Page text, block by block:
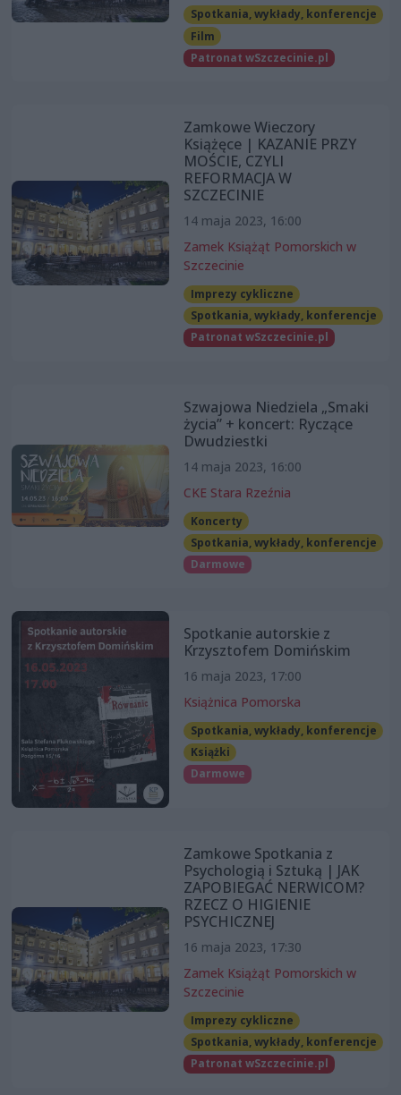
Spotkania, wykłady, konferencje
Film
Patronat wSzczecinie.pl
Zamkowe Wieczory
Książęce | KAZANIE PRZY
MOŚCIE, CZYLI
REFORMACJA W
SZCZECINIE
14 maja 2023, 16:00
Zamek Książąt Pomorskich w
Szczecinie
Imprezy cykliczne
Spotkania, wykłady, konferencje
Patronat wSzczecinie.pl
Szwajowa Niedziela „Smaki
życia” + koncert: Ryczące
Dwudziestki
14 maja 2023, 16:00
CKE Stara Rzeźnia
Koncerty
Spotkania, wykłady, konferencje
Darmowe
Spotkanie autorskie z
Krzysztofem Domińskim
16 maja 2023, 17:00
Książnica Pomorska
Spotkania, wykłady, konferencje
Książki
Darmowe
Zamkowe Spotkania z
Psychologią i Sztuką | JAK
ZAPOBIEGAĆ NERWICOM?
RZECZ O HIGIENIE
PSYCHICZNEJ
16 maja 2023, 17:30
Zamek Książąt Pomorskich w
Szczecinie
Imprezy cykliczne
Spotkania, wykłady, konferencje
Patronat wSzczecinie.pl